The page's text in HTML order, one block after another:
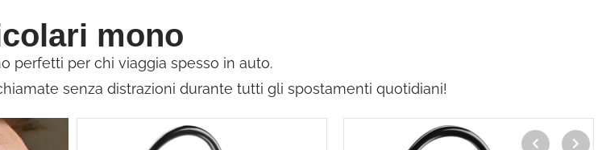
mono
perfetti per chi viaggia spesso in auto.
senza distrazioni durante tutti gli spostamenti quotidiani!